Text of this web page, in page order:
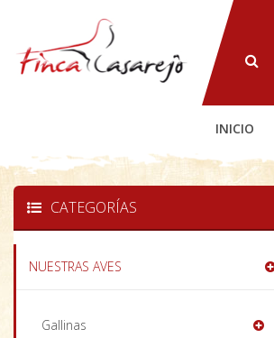
INICIO
CATEGORÍAS
NUESTRAS AVES
Gallinas